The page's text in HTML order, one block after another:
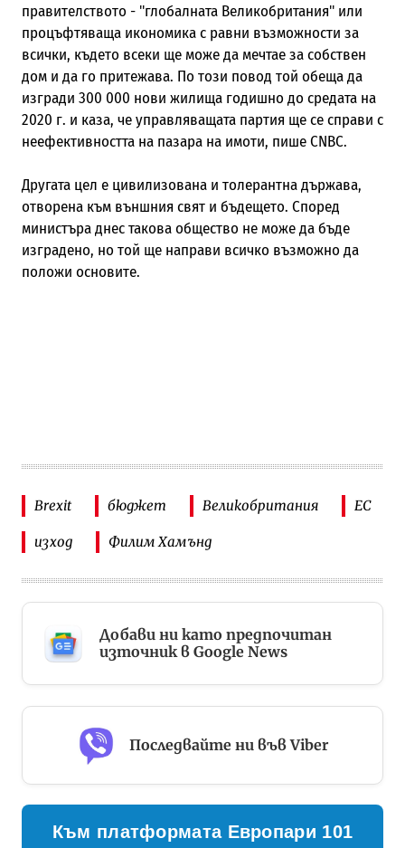
правителството - "глобалната Великобритания" или
процъфтяваща икономика с равни възможности за
всички, където всеки ще може да мечтае за собствен
дом и да го притежава. По този повод той обеща да
изгради 300 000 нови жилища годишно до средата на
2020 г. и каза, че управляващата партия ще се справи с
неефективността на пазара на имоти, пишеCNBC.
Другата цел е цивилизована и толерантна държава,
отворена към външния свят и бъдещето. Според
министъра днес такова общество не може да бъде
изградено, но той ще направи всичко възможно да
положи основите.
Brexit бюджет Великобритания ЕС
изход Филим Хамънд
Добави ни като предпочитан
източник в Google News
Последвайте ни във Viber
Към платформата Европари 101